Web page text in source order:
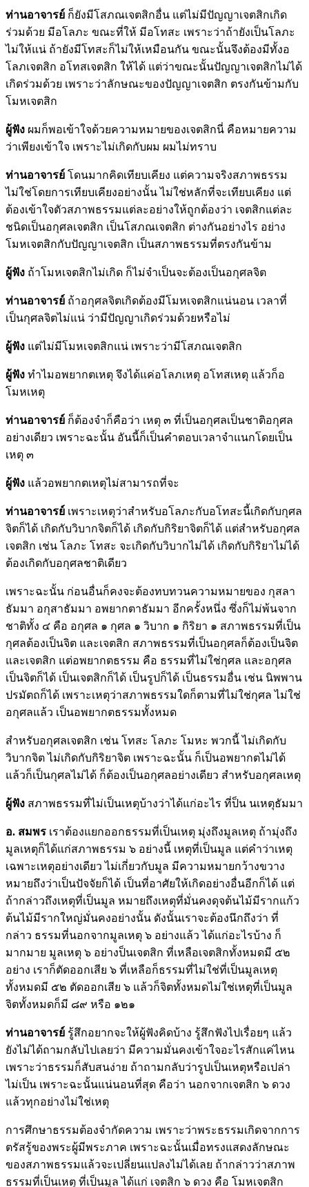
ท่านอาจารย์ ก็ยังมีโสภณเจตสิกอื่น แต่ไม่มีปัญญาเจตสิกเกิด
ร่วมด้วย มีอโลภะ ขณะที่ให้ มีอโทสะ เพราะว่าถ้ายังเป็นโลภะ
ไม่ให้แน่ ถ้ายังมีโทสะก็ไม่ให้เหมือนกัน ขณะนั้นจึงต้องมีทั้งอ
โลภเจตสิก อโทสเจตสิก ให้ได้ แต่ว่าขณะนั้นปัญญาเจตสิกไม่ได้
เกิดร่วมด้วย เพราะว่าลักษณะของปัญญาเจตสิก ตรงกันข้ามกับ
โมหเจตสิก
ผู้ฟัง ผมก็พอเข้าใจด้วยความหมายของเจตสิกนี่ คือหมายความ
ว่าเพียงเข้าใจ เพราะไม่เกิดกับผม ผมไม่ทราบ
ท่านอาจารย์ โดนมากคิดเทียบเคียง แต่ความจริงสภาพธรรม
ไม่ใช่โดยการเทียบเคียงอย่างนั้น ไม่ใช่หลักที่จะเทียบเคียง แต่
ต้องเข้าใจตัวสภาพธรรมแต่ละอย่างให้ถูกต้องว่า เจตสิกแต่ละ
ชนิดเป็นอกุศลเจตสิก เป็นโสภณเจตสิก ต่างกันอย่างไร อย่าง
โมหเจตสิกกับปัญญาเจตสิก เป็นสภาพธรรมที่ตรงกันข้าม
ผู้ฟัง ถ้าโมหเจตสิกไม่เกิด ก็ไม่จำเป็นจะต้องเป็นอกุศลจิต
ท่านอาจารย์ ถ้าอกุศลจิตเกิดต้องมีโมหเจตสิกแน่นอน เวลาที่
เป็นกุศลจิตไม่แน่ ว่ามีปัญญาเกิดร่วมด้วยหรือไม่
ผู้ฟัง แต่ไม่มีโมหเจตสิกแน่ เพราะว่ามีโสภณเจตสิก
ผู้ฟัง ทำไมอพยากตเหตุ จึงได้แค่อโลภเหตุ อโทสเหตุ แล้วก็อ
โมหเหตุ
ท่านอาจารย์ ก็ต้องจำก็คือว่า เหตุ ๓ ที่เป็นอกุศลเป็นชาติอกุศล
อย่างเดียว เพราะฉะนั้น อันนี้ก็เป็นคำตอบเวลาจำแนกโดยเป็น
เหตุ ๓
ผู้ฟัง แล้วอพยากตเหตุไม่สามารถที่จะ
ท่านอาจารย์ เพราะเหตุว่าสำหรับอโลภะกับอโทสะนี้เกิดกับกุศล
จิตก็ได้ เกิดกับวิบากจิตก็ได้ เกิดกับกิริยาจิตก็ได้ แต่สำหรับอกุศล
เจตสิก เช่น โลภะ โทสะ จะเกิดกับวิบากไม่ได้ เกิดกับกิริยาไม่ได้
ต้องเกิดกับอกุศลชาติเดียว
เพราะฉะนั้น ก่อนอื่นก็คงจะต้องทบทวนความหมายของ กุสลา
ธัมมา อกุสาธัมมา อพยากตาธัมมา อีกครั้งหนึ่ง ซึ่งก็ไม่พ้นจาก
ชาติทั้ง ๔ คือ อกุศล ๑ กุศล ๑ วิบาก ๑ กิริยา ๑ สภาพธรรมที่เป็น
กุศลต้องเป็นจิต และเจตสิก สภาพธรรมที่เป็นอกุศลก็ต้องเป็นจิต
และเจตสิก แต่อพยากตธรรม คือ ธรรมที่ไม่ใช่กุศล และอกุศล
เป็นจิตก็ได้ เป็นเจตสิกก็ได้ เป็นรูปก็ได้ เป็นธรรมอื่น เช่น นิพพาน
ปรมัตถก็ได้ เพราะเหตุว่าสภาพธรรมใดก็ตามที่ไม่ใช่กุศล ไม่ใช่
อกุศลแล้ว เป็นอพยากตธรรมทั้งหมด
สำหรับอกุศลเจตสิก เช่น โทสะ โลภะ โมหะ พวกนี้ ไม่เกิดกับ
วิบากจิต ไม่เกิดกับกิริยาจิต เพราะฉะนั้น ก็เป็นอพยากตไม่ได้
แล้วก็เป็นกุศลไม่ได้ ก็ต้องเป็นอกุศลอย่างเดียว สำหรับอกุศลเหตุ
ผู้ฟัง สภาพธรรมที่ไม่เป็นเหตุบ้างว่าได้แก่อะไร ที่ป็น นเหตุธัมมา
อ. สมพร เราต้องแยกออกธรรมที่เป็นเหตุ มุ่งถึงมูลเหตุ ถ้ามุ่งถึง
มูลเหตุก็ได้แก่สภาพธรรม ๖ อย่างนี้ เหตุที่เป็นมูล แต่คำว่าเหตุ
เฉพาะเหตุอย่างเดียว ไม่เกี่ยวกับมูล มีความหมายกว้างขวาง
หมายถึงว่าเป็นปัจจัยก็ได้ เป็นที่อาศัยให้เกิดอย่างอื่นอีกก็ได้ แต่
ถ้ากล่าวถึงเหตุที่เป็นมูล หมายถึงเหตุที่มั่นคงดุจต้นไม้มีรากแก้ว
ต้นไม้มีรากใหญ่มั่นคงอย่างนั้น ดังนั้นเราจะต้องนึกถึงว่า ที่
กล่าว ธรรมที่นอกจากมูลเหตุ ๖ อย่างแล้ว ได้แก่อะไรบ้าง ก็
มากมาย มูลเหตุ ๖ อย่างป็นเจตสิก ที่เหลือเจตสิกทั้งหมดมี ๕๒
อย่าง เราก็ตัดออกเสีย ๖ ที่เหลือก็ธรรมที่ไม่ใช่ที่เป็นมูลเหตุ
ทั้งหมดมี ๕๒ ตัดออกเสีย ๖ แล้วก็จิตทั้งหมดไม่ใช่เหตุที่เป็นมูล
จิตทั้งหมดก็มี ๘๙ หรือ ๑๒๑
ท่านอาจารย์ รู้สึกอยากจะให้ผู้ฟังคิดบ้าง รู้สึกฟังไปเรื่อยๆ แล้ว
ยังไม่ได้ถามกลับไปเลยว่า มีความมั่นคงเข้าใจอะไรสักแค่ไหน
เพราะว่าธรรมก็สับสนง่าย ถ้าถามกลับว่ารูปเป็นเหตุหรือเปล่า
ไม่เป็น เพราะฉะนั้นแน่นอนที่สุด คือว่า นอกจากเจตสิก ๖ ดวง
แล้วทุกอย่างไม่ใช่เหตุ
การศึกษาธรรมต้องจำกัดความ เพราะว่าพระธรรมเกิดจากการ
ตรัสรู้ของพระผู้มีพระภาค เพราะฉะนั้นเมื่อทรงแสดงลักษณะ
ของสภาพธรรมแล้วจะเปลี่ยนแปลงไม่ได้เลย ถ้ากล่าวว่าสภาพ
ธรรมที่เป็นเหตุ ที่เป็นมูล ได้แก่ เจตสิก ๖ ดวง คือ โมหเจตสิก